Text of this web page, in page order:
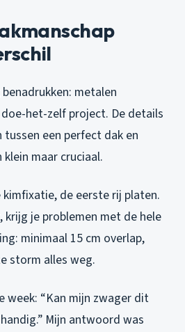
metalen
het-zelf project. De details
een perfect dak en
maar cruciaal.
de eerste rij platen.
je problemen met de hele
minimaal 15 cm overlap,
storm alles weg.
week: “Kan mijn zwager dit
Mijn antwoord was